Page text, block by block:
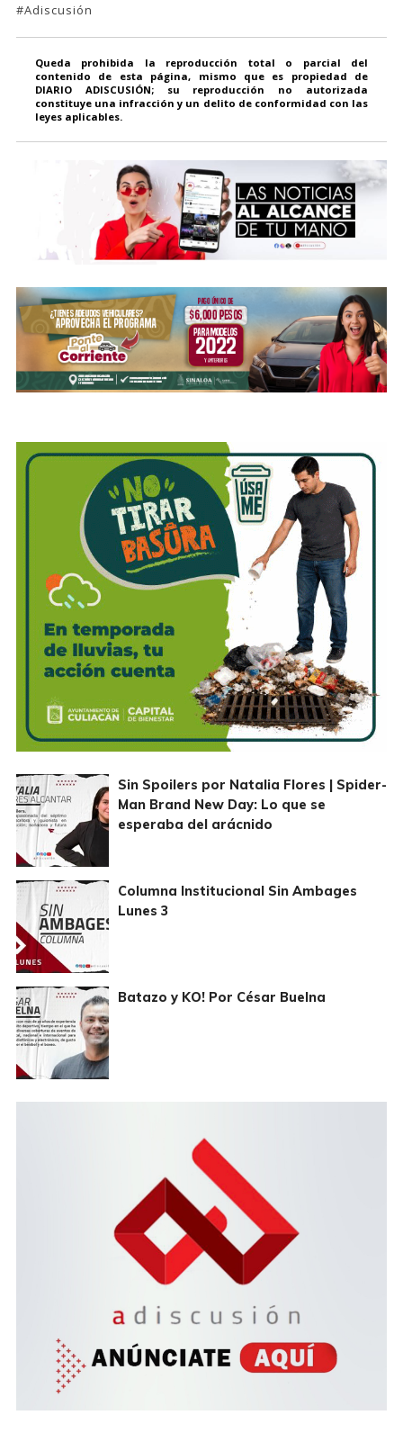
#Adiscusión
Queda prohibida la reproducción total o parcial del
contenido de esta página, mismo que es propiedad de
DIARIO ADISCUSIÓN; su reproducción no autorizada
constituye una infracción y un delito de conformidad con las
leyes aplicables.
Sin Spoilers por Natalia Flores | Spider-
Man Brand New Day: Lo que se
esperaba del arácnido
Columna Institucional Sin Ambages
Lunes 3
Batazo y KO! Por César Buelna